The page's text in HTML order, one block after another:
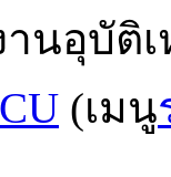
านอุบัติ
(เมนู